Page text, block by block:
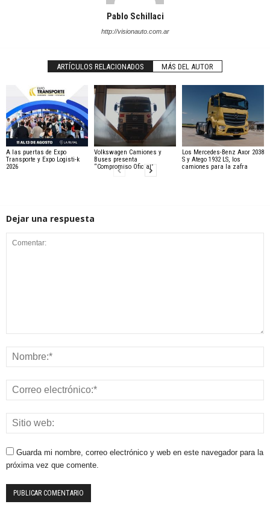
Pablo Schillaci
http://visionauto.com.ar
ARTÍCULOS RELACIONADOS MÁS DEL AUTOR
A las puertas de Expo
Transporte y Expo Logisti-k
2026
Volkswagen Camiones y
Buses presenta
“Compromiso Oficial”
Los Mercedes-Benz Axor 2038
S y Atego 1932 LS, los
camiones para la zafra
Dejar una respuesta
Guarda mi nombre, correo electrónico y web en este navegador para la
próxima vez que comente.